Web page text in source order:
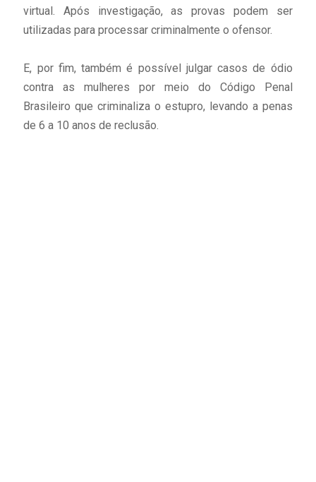
virtual. Após investigação, as provas podem ser
utilizadas para processar criminalmente o ofensor.
E, por fim, também é possível julgar casos de ódio
contra as mulheres por meio do Código Penal
Brasileiro que criminaliza o estupro, levando a penas
de 6 a 10 anos de reclusão.